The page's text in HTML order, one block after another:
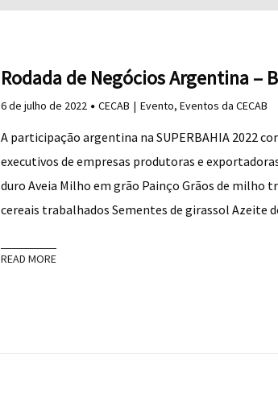
Rodada de Negócios Argentina –
6 de julho de 2022 CECAB Evento, Eventos da CECAB
A participação argentina na SUPERBAHIA 2022
executivos de empresas produtoras e
duro Aveia Milho em grão Painço Grãos de milho
cereais trabalhados Sementes de girassol Azeite
READ MORE